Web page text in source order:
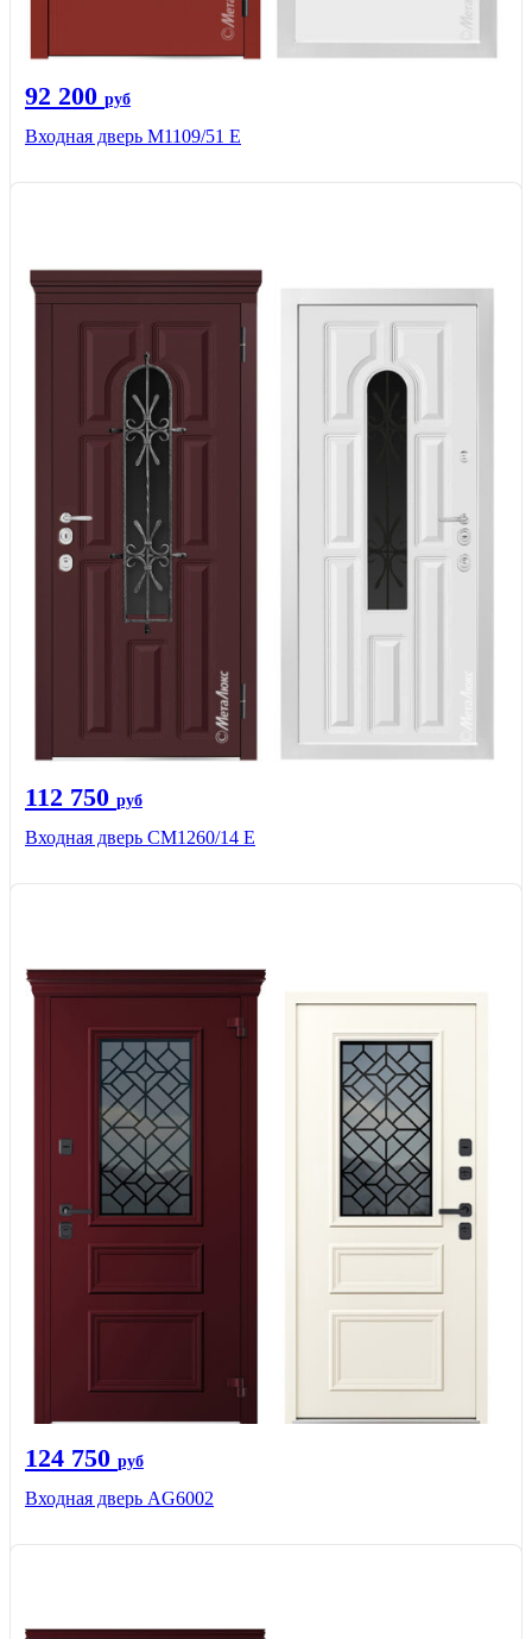
92 200 руб
Входная дверь М1109/51 E
112 750 руб
Входная дверь СМ1260/14 E
124 750 руб
Входная дверь AG6002